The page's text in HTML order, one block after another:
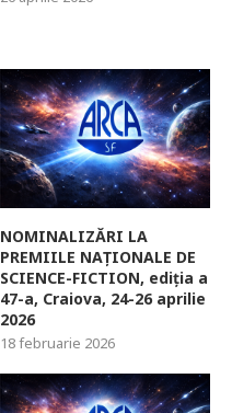
NOMINALIZĂRI LA
PREMIILE NAȚIONALE DE
SCIENCE-FICTION, ediția a
47-a, Craiova, 24-26 aprilie
2026
18 februarie 2026